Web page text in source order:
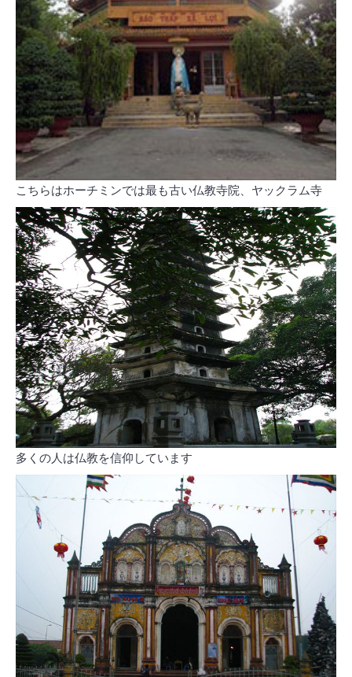
こちらはホーチミンでは最も古い仏教寺院、ヤックラム寺
多くの人は仏教を信仰しています